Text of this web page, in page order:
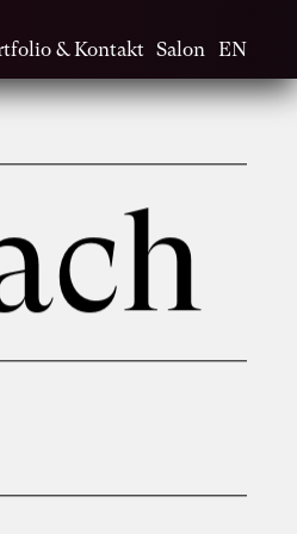
& Kontakt Salon EN